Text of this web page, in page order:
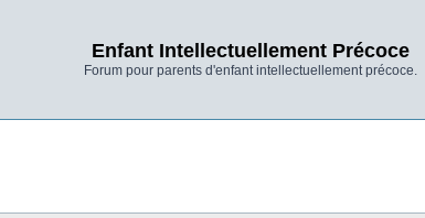
Enfant Intellectuellement Précoce
Forum pour parents d'enfant intellectuellement précoce.